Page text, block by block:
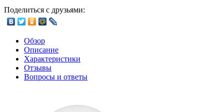
Поделиться с друзьями:
Обзор
Описание
Характеристики
Отзывы
Вопросы и ответы